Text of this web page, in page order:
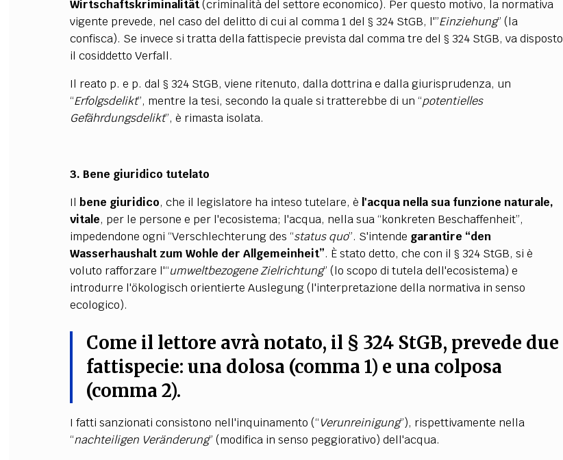
Wirtschaftskriminalität(criminalità del settore economico). Per questo motivo, la normativa
vigente prevede, nel caso del delitto di cui al comma 1 del § 324 StGB, l'”Einziehung” (la
confisca). Se invece si tratta della fattispecie prevista dal comma tre del § 324 StGB, va disposto
il cosiddetto Verfall.
Il reato p. e p. dal § 324 StGB, viene ritenuto, dalla dottrina e dalla giurisprudenza, un
“Erfolgsdelikt”, mentre la tesi, secondo la quale si tratterebbe di un “potentielles
Gefährdungsdelikt”, è rimasta isolata.
3. Bene giuridico tutelato
Il bene giuridico, che il legislatore ha inteso tutelare, è l'acqua nella sua funzione naturale,
vitale, per le persone e per l'ecosistema; l'acqua, nella sua “konkreten Beschaffenheit”,
impedendone ogni “Verschlechterung des “status quo”. S'intende garantire “den
Wasserhaushalt zum Wohle der Allgemeinheit”. È stato detto, che con il § 324 StGB, si è
voluto rafforzare l'“umweltbezogene Zielrichtung” (lo scopo di tutela dell'ecosistema) e
introdurre l'ökologisch orientierte Auslegung (l'interpretazione della normativa in senso
ecologico).
Come il lettore avrà notato, il § 324 StGB, prevede due
fattispecie: una dolosa (comma 1) e una colposa
(comma 2).
I fatti sanzionati consistono nell'inquinamento (“Verunreinigung”), rispettivamente nella
“nachteiligen Veränderung” (modifica in senso peggiorativo) dell'acqua.